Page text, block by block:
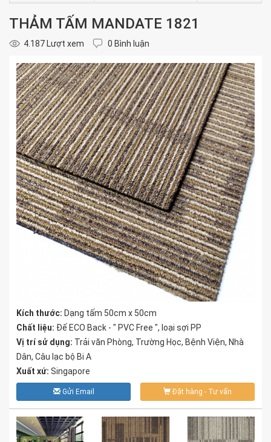
THẢM TẤM MANDATE 1821
4.187 Lượt xem 0 Bình luận
Kích thước: Dạng tấm 50cm x 50cm
Chất liệu: Đế ECO Back - " PVC Free ", loại sợi PP
Vị trí sử dụng: Trải văn Phòng, Trường Học, Bệnh Viện, Nhà
Dân, Câu lạc bộ Bi A
Xuất xứ: Singapore
Gửi Email Đặt hàng - Tư vấn